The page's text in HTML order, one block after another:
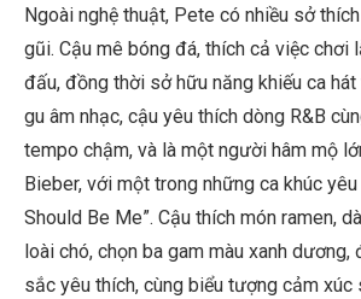
Ngoài nghệ thuật, Pete có nhiều sở
gũi. Cậu mê bóng đá, thích cả việc chơi
đấu, đồng thời sở hữu năng khiếu ca hát
gu âm nhạc, cậu yêu thích dòng R&B
tempo chậm, và là một người hâm mộ
Bieber, với một trong những ca khúc yêu
Should Be Me”. Cậu thích món ramen,
loài chó, chọn ba gam màu xanh
sắc yêu thích, cùng biểu tượng cảm